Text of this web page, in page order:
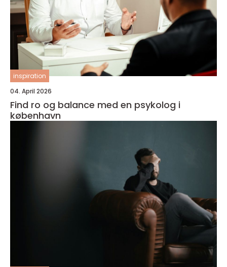
inspiration
04. April 2026
Find ro og balance med en psykolog i
københavn